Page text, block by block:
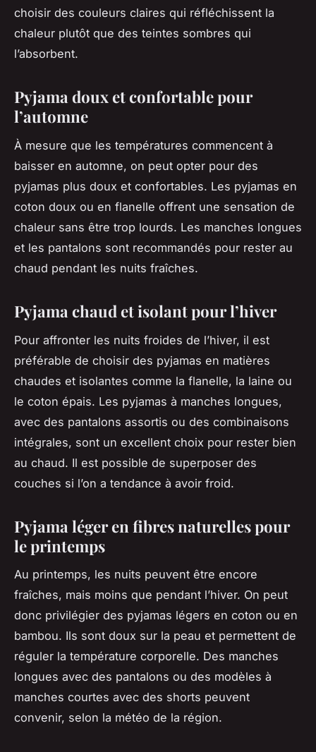
choisir des couleurs claires qui réfléchissent la
chaleur plutôt que des teintes sombres qui
l’absorbent.
Pyjama doux et confortable pour
l’automne
À mesure que les températures commencent à
baisser en automne, on peut opter pour des
pyjamas plus doux et confortables. Les pyjamas en
coton doux ou en flanelle offrent une sensation de
chaleur sans être trop lourds. Les manches longues
et les pantalons sont recommandés pour rester au
chaud pendant les nuits fraîches.
Pyjama chaud et isolant pour l’hiver
Pour affronter les nuits froides de l’hiver, il est
préférable de choisir des pyjamas en matières
chaudes et isolantes comme la flanelle, la laine ou
le coton épais. Les pyjamas à manches longues,
avec des pantalons assortis ou des combinaisons
intégrales, sont un excellent choix pour rester bien
au chaud. Il est possible de superposer des
couches si l’on a tendance à avoir froid.
Pyjama léger en fibres naturelles pour
le printemps
Au printemps, les nuits peuvent être encore
fraîches, mais moins que pendant l’hiver. On peut
donc privilégier des pyjamas légers en coton ou en
bambou. Ils sont doux sur la peau et permettent de
réguler la température corporelle. Des manches
longues avec des pantalons ou des modèles à
manches courtes avec des shorts peuvent
convenir, selon la météo de la région.